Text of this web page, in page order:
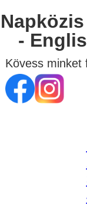
-
Kövess minket